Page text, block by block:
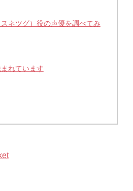
ネツグ）役の声優を調べてみ
れています